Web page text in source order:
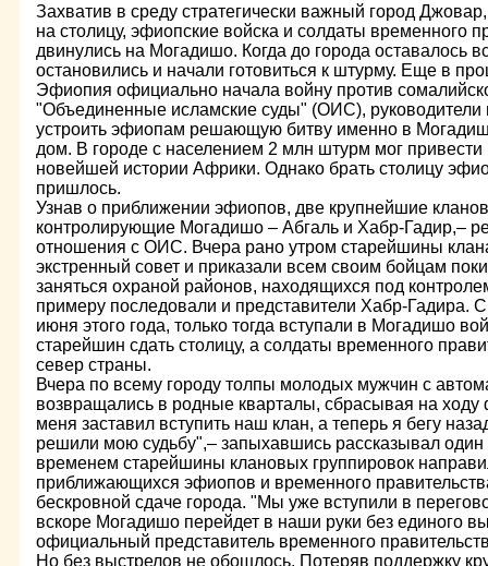
Захватив в среду стратегически важный город
на столицу, эфиопские войска и солдаты временного
двинулись на Могадишо. Когда до города оставалось
остановились и начали готовиться к штурму. Еще в
Эфиопия официально начала войну против
"Объединенные исламские суды" (ОИС),
устроить эфиопам решающую битву именно в
дом. В городе с населением 2 млн штурм мог
новейшей истории Африки. Однако брать столицу
пришлось.
Узнав о приближении эфиопов, две крупнейшие
контролирующие Могадишо – Абгаль и Хабр-Гадир,–
отношения с ОИС. Вчера рано утром старейшины
экстренный совет и приказали всем своим бойцам
заняться охраной районов, находящихся под
примеру последовали и представители Хабр-Гадира.
июня этого года, только тогда вступали в Могадишо
старейшин сдать столицу, а солдаты временного
север страны.
Вчера по всему городу толпы молодых мужчин с
возвращались в родные кварталы, сбрасывая на
меня заставил вступить наш клан, а теперь я бегу
решили мою судьбу",– запыхавшись рассказывал
временем старейшины клановых группировок
приближающихся эфиопов и временного
бескровной сдаче города. "Мы уже вступили в
вскоре Могадишо перейдет в наши руки без единого
официальный представитель временного
Но без выстрелов не обошлось. Потеряв поддержку